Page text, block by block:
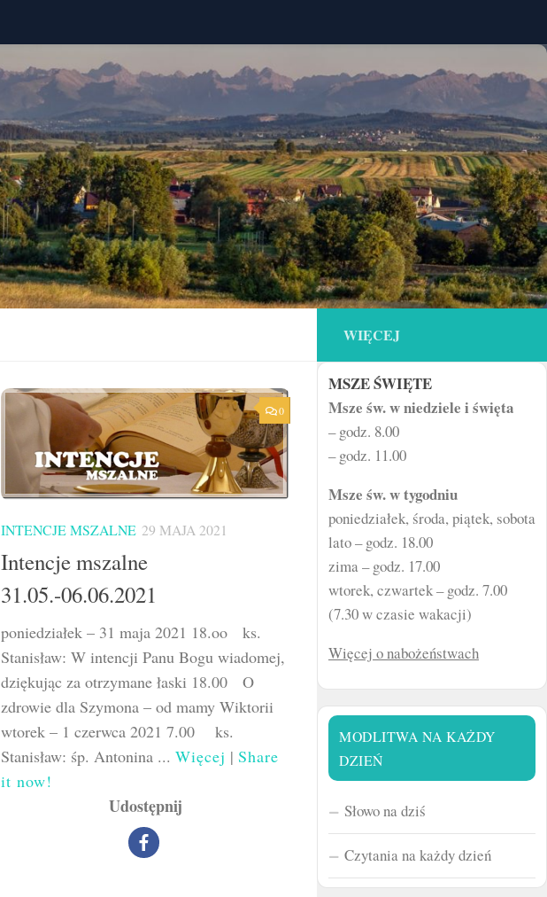
0
INTENCJE MSZALNE 29 MAJA 2021
Intencje mszalne
31.05.-06.06.2021
poniedziałek – 31 maja 2021 18.oo ks.
Stanisław: W intencji Panu Bogu wiadomej,
dziękując za otrzymane łaski 18.00 O
zdrowie dla Szymona – od mamy Wiktorii
wtorek – 1 czerwca 2021 7.00 ks.
Stanisław: śp. Antonina ... Więcej | Share
it now!
Udostępnij
WIĘCEJ
MSZE ŚWIĘTE
Msze św. w niedziele i święta
– godz. 8.00
– godz. 11.00
Msze św. w tygodniu
poniedziałek, środa, piątek, sobota
lato – godz. 18.00
zima – godz. 17.00
wtorek, czwartek – godz. 7.00
(7.30 w czasie wakacji)
Więcej o nabożeństwach
MODLITWA NA KAŻDY
DZIEŃ
Słowo na dziś
Czytania na każdy dzień